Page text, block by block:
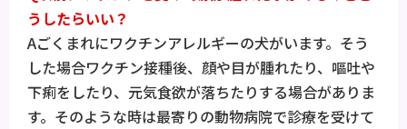
うしたらいい？
Aごくまれにワクチンアレルギーの犬がいます。そう
した場合ワクチン接種後、顔や目が腫れたり、嘔吐や
下痢をしたり、元気食欲が落ちたりする場合がありま
す。そのような時は最寄りの動物病院で診療を受けて